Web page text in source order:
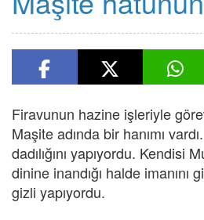
Firavunun hazine işleriyle
Maşite adında bir hanımı
dadılığını yapıyordu. Kendisi
dinine inandığı halde imanını
gizli yapıyordu.